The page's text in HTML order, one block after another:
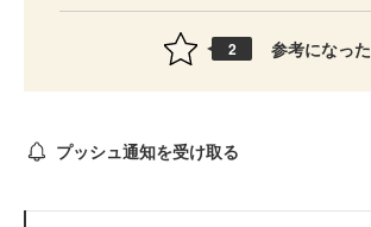
2 参考になった
プッシュ通知を受け取る